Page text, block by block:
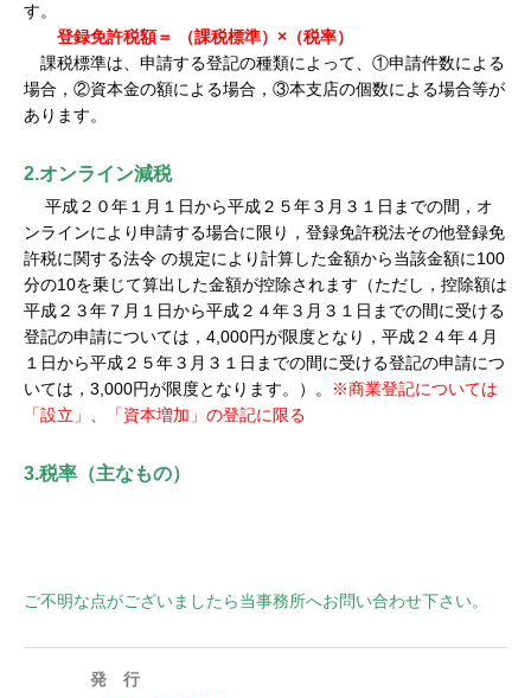
す。
登録免許税額＝ （課税標準）×（税率）
課税標準は、申請する登記の種類によって、①申請件数による
場合，②資本金の額による場合，③本支店の個数による場合等が
あります。
2.オンライン減税
平成２０年１月１日から平成２５年３月３１日までの間，オ
ンラインにより申請する場合に限り，登録免許税法その他登録免
許税に関する法令 の規定により計算した金額から当該金額に100
分の10を乗じて算出した金額が控除されます（ただし，控除額は
平成２３年７月１日から平成２４年３月３１日までの間に受ける
登記の申請については，4,000円が限度となり，平成２４年４月
１日から平成２５年３月３１日までの間に受ける登記の申請につ
いては，3,000円が限度となります。）。
※商業登記については
「設立」、「資本増加」の登記に限る
3.税率（主なもの）
ご不明な点がございましたら当事務所へお問い合わせ下さい。
発 行